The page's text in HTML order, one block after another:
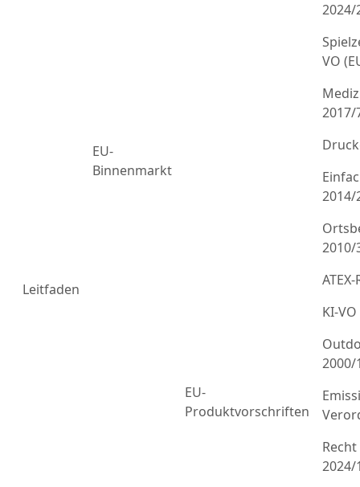
Leitfaden
EU-
Binnenmarkt
EU-
Produktvorschriften
2024/
VO
2017/
2014/
2010/
KI-
2000/
2024/